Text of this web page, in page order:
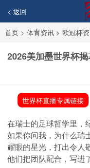
< 返回
首页 > 体育资讯 > 欧冠杯
2026美加墨世界杯
世界杯直播专属链接
在瑞士的足球哲学里，
如果你问我，为什么瑞
耀眼的星光，打出令人
他们把团队配合，写进